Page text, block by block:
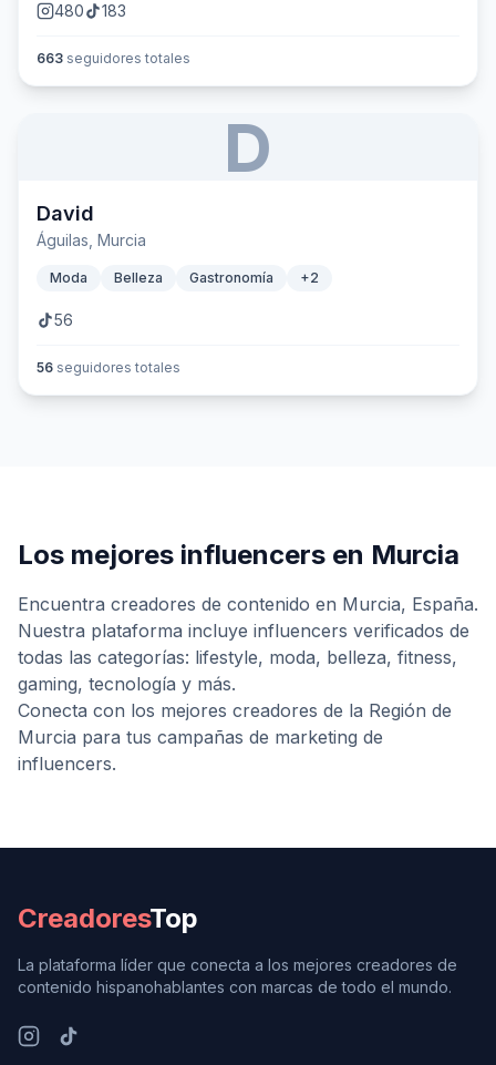
480 183
663 seguidores totales
D
David
Águilas, Murcia
Moda Belleza Gastronomía +2
56
56 seguidores totales
Los mejores influencers en Murcia
Encuentra creadores de contenido en Murcia, España.
Nuestra plataforma incluye influencers verificados de
todas las categorías: lifestyle, moda, belleza, fitness,
gaming, tecnología y más.
Conecta con los mejores creadores de la Región de
Murcia para tus campañas de marketing de
influencers.
CreadoresTop
La plataforma líder que conecta a los mejores creadores de
contenido hispanohablantes con marcas de todo el mundo.